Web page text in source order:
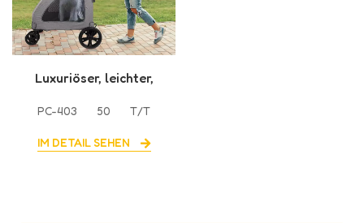
Luxuriöser, leichter,
Kinderwagen mit 4
Rädern
PC-403 50 T/T
IM DETAIL SEHEN